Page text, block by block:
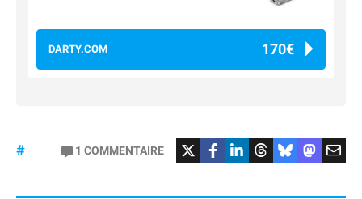
DARTY.COM 170€
#DisneyPlus #Football #liga
1 COMMENTAIRE